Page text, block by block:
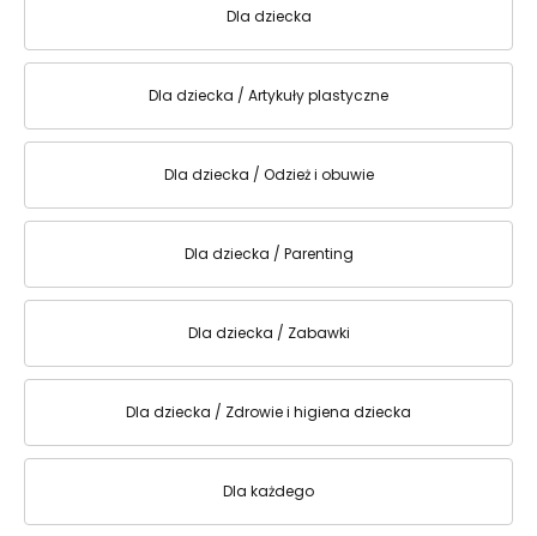
Dla dziecka
Dla dziecka / Artykuły plastyczne
Dla dziecka / Odzież i obuwie
Dla dziecka / Parenting
Dla dziecka / Zabawki
Dla dziecka / Zdrowie i higiena dziecka
Dla każdego